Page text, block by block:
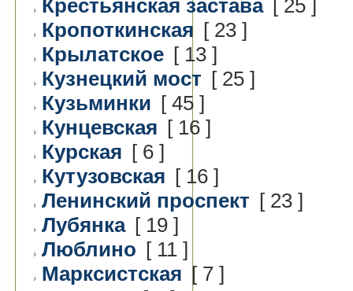
Крестьянская застава [ 25 ]
Кропоткинская [ 23 ]
Крылатское [ 13 ]
Кузнецкий мост [ 25 ]
Кузьминки [ 45 ]
Кунцевская [ 16 ]
Курская [ 6 ]
Кутузовская [ 16 ]
Ленинский проспект [ 23 ]
Лубянка [ 19 ]
Люблино [ 11 ]
Марксистская [ 7 ]